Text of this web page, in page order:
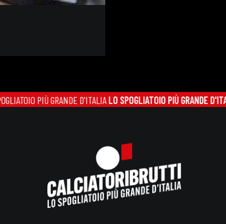
LO SPOGLIATOIO PIÙ GRANDE D'ITALIALO SPOGLIATOIO